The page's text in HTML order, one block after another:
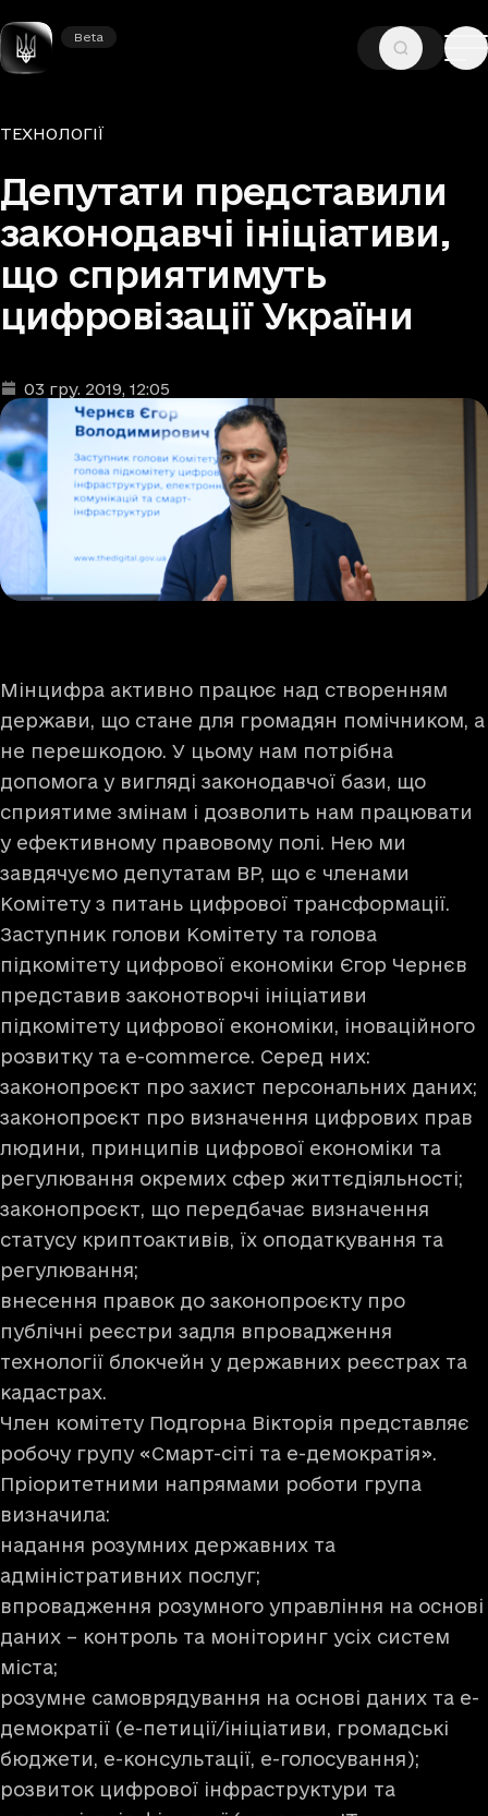
Beta
Beta
ГОЛОВНА —НОВИНИ
Рубрики
ТЕХНОЛОГІЇ
Депутати представили
законодавчі ініціативи,
що сприятимуть
цифровізації України
Дата та час публікації:
03 гру. 2019, 12:05
Мінцифра активно працює над створенням
держави, що стане для громадян помічником, а
не перешкодою. У цьому нам потрібна
допомога у вигляді законодавчої бази, що
сприятиме змінам і дозволить нам працювати
у ефективному правовому полі. Нею ми
завдячуємо депутатам ВР, що є членами
Комітету з питань цифрової трансформації.
Заступник голови Комітету та голова
підкомітету цифрової економіки Єгор Чернєв
представив законотворчі ініціативи
підкомітету цифрової економіки, іноваційного
розвитку та е-commerce. Серед них:
законопроєкт про захист персональних даних;
законопроєкт про визначення цифрових прав
людини, принципів цифрової економіки та
регулювання окремих сфер життєдіяльності;
законопроєкт, що передбачає визначення
статусу криптоактивів, їх оподаткування та
регулювання;
внесення правок до законопроєкту про
публічні реєстри задля впровадження
технології блокчейн у державних реєстрах та
кадастрах.
Член комітету Подгорна Вікторія представляє
робочу групу «Смарт-сіті та е-демократія».
Пріоритетними напрямами роботи група
визначила:
надання розумних державних та
адміністративних послуг;
впровадження розумного управління на основі
даних – контроль та моніторинг усіх систем
міста;
розумне самоврядування на основі даних та е-
демократії (е-петиції/ініціативи, громадські
бюджети, е-консультації, е-голосування);
розвиток цифрової інфраструктури та